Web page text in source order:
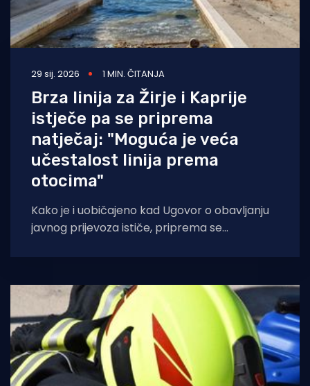
29 sij. 2026 1 MIN. ČITANJA
Brza linija za Žirje i Kaprije
istječe pa se priprema
natječaj: "Moguća je veća
učestalost linija prema
otocima"
Kako je i uobičajeno kad Ugovor o obavljanju
javnog prijevoza ističe, priprema se